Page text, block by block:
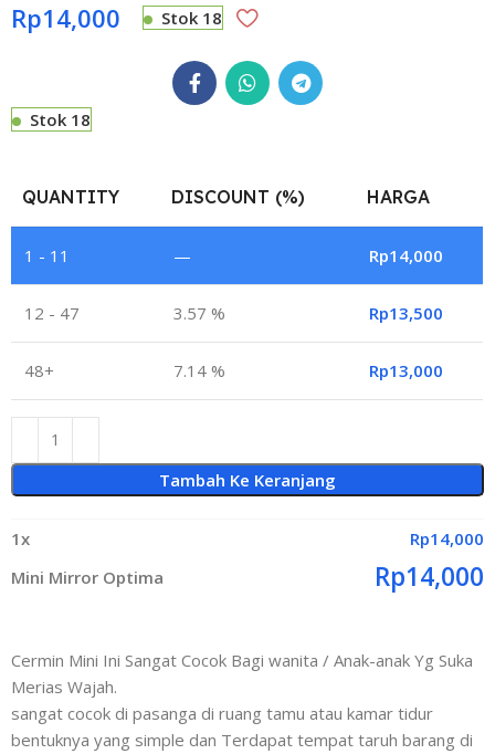
Rp14,000 Stok 18
Stok 18
QUANTITY DISCOUNT (%) HARGA
1 - 11 — Rp14,000
12 - 47 3.57 % Rp13,500
48+ 7.14 % Rp13,000
Tambah Ke Keranjang
1x Rp14,000
Mini Mirror Optima
Rp14,000
Cermin Mini Ini Sangat Cocok Bagi wanita / Anak-anak Yg Suka
Merias Wajah.
sangat cocok di pasanga di ruang tamu atau kamar tidur
bentuknya yang simple dan Terdapat tempat taruh barang di